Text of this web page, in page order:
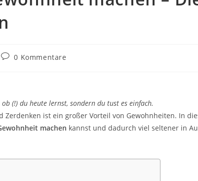
Beitrags-
0 Kommentare
(!) du heute lernst, sondern du tust es einfach.
Zerdenken ist ein großer Vorteil von Gewohnheiten. In
machen kannst und dadurch viel seltener in